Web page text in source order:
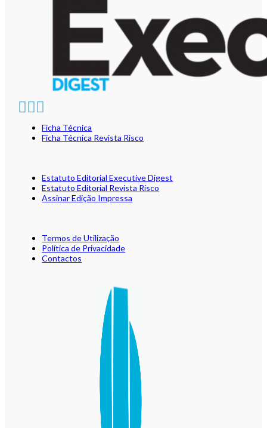
Ficha Técnica
Ficha Técnica Revista Risco
Estatuto Editorial Executive Digest
Estatuto Editorial Revista Risco
Assinar Edição Impressa
Termos de Utilização
Política de Privacidade
Contactos